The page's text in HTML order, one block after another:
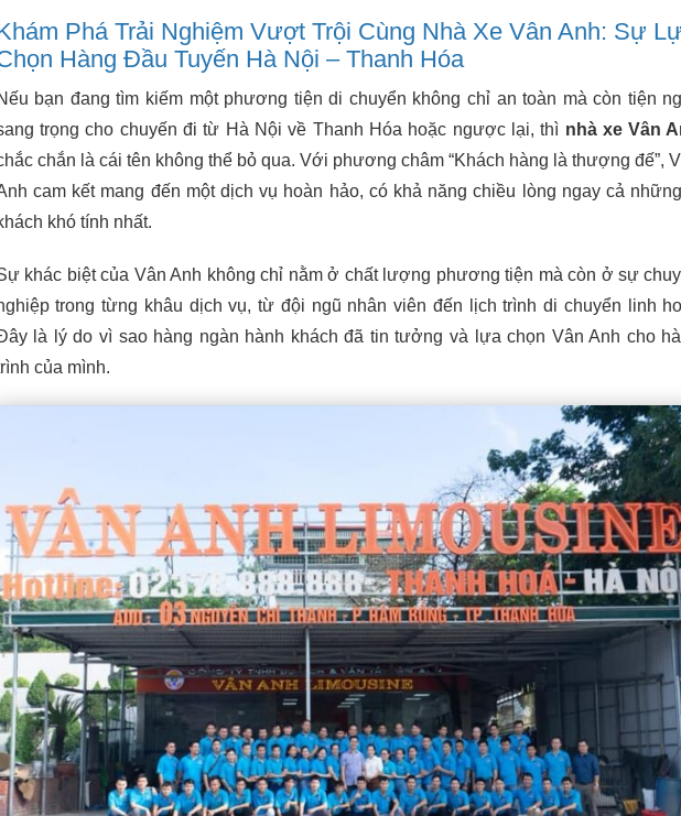
Phá Trải Nghiệm Vượt Trội Cùng Nhà Xe Vân Anh: Sự
Hàng Đầu Tuyến Hà Nội – Thanh Hóa
bạn đang tìm kiếm một phương tiện di chuyển không chỉ an toàn mà còn tiện
trọng cho chuyến đi từ Hà Nội về Thanh Hóa hoặc ngược lại, thì nhà xe Vân
chắn là cái tên không thể bỏ qua. Với phương châm “Khách hàng là thượng đế”,
cam kết mang đến một dịch vụ hoàn hảo, có khả năng chiều lòng ngay cả
khó tính nhất.
khác biệt của Vân Anh không chỉ nằm ở chất lượng phương tiện mà còn ở sự
trong từng khâu dịch vụ, từ đội ngũ nhân viên đến lịch trình di chuyển linh
là lý do vì sao hàng ngàn hành khách đã tin tưởng và lựa chọn Vân Anh cho
của mình.